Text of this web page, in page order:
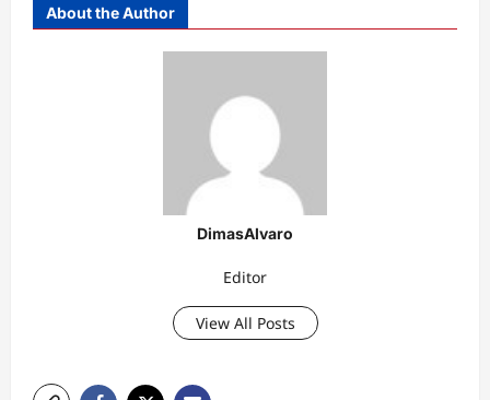
About the Author
DimasAlvaro
Editor
View All Posts